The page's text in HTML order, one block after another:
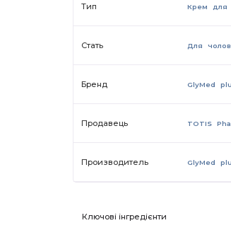
Тип Крем для
Стать Для
Бренд GlyMed
Продавець TOTIS
Производитель GlyMed
Ключові інгредієнти